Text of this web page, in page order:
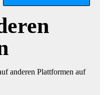
anderen Plattformen auf